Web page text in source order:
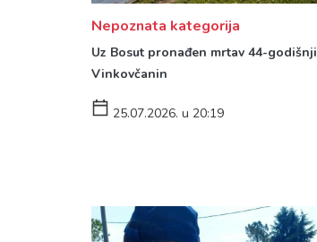
Nepoznata kategorija
Uz Bosut pronađen mrtav 44-godišnji
Vinkovčanin
25.07.2026. u 20:19